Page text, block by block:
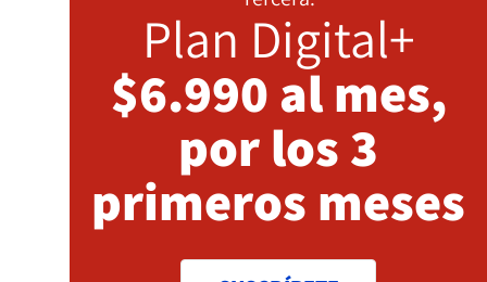
Plan Digital+
$6.990 al mes,
por los 3
primeros meses